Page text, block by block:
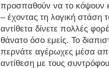
προσπαθούν να το κόψουν
– έχοντας τη λογική στάση
αντίθετα δίνετε πολλές
θάνατο όσο εμείς. Το
περνάτε αγέρωχες μέσα
αντίθεση με τους